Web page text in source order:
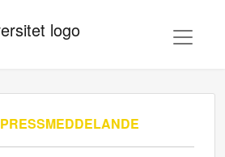
PRESSMEDDELANDE